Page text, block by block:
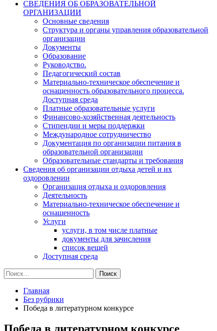
СВЕДЕНИЯ ОБ ОБРАЗОВАТЕЛЬНОЙ
ОРГАНИЗАЦИИ
Основные сведения
Структура и органы управления образовательной
организации
Документы
Образование
Руководство.
Педагогический состав
Материально-техническое обеспечение и
оснащенность образовательного процесса.
Доступная среда
Платные образовательные услуги
Финансово-хозяйственная деятельность
Стипендии и меры поддержки
Международное сотрудничество
Документация по организации питания в
образовательной организации
Образовательные стандарты и требования
Сведения об организации отдыха детей и их
оздоровлении
Организация отдыха и оздоровления
Деятельность
Материально-техническое обеспечение и
оснащенность
Услуги
услуги, в том числе платные
документы для зачисления
список вещей
Доступная среда
Найти:
Главная
Без рубрики
Победа в литературном конкурсе